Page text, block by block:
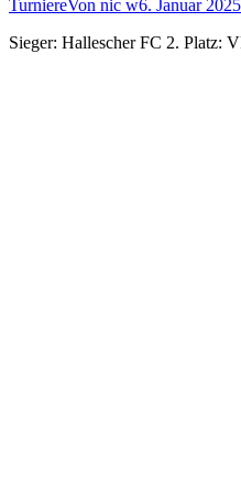
TurniereVon nic w6. Januar 2025
Sieger: Hallescher FC 2. Platz: